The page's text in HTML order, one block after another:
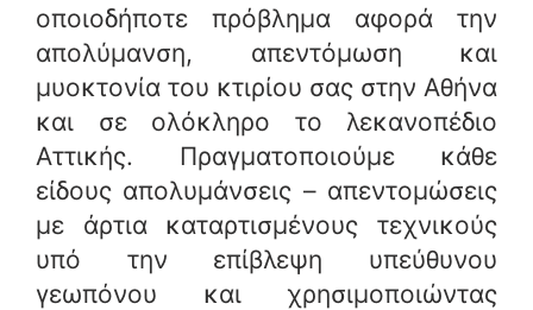
οποιοδήποτε πρόβλημα αφορά την
απολύμανση, απεντόμωση και
μυοκτονία του κτιρίου σας στην Αθήνα
και σε ολόκληρο το λεκανοπέδιο
Αττικής. Πραγματοποιούμε κάθε
είδους απολυμάνσεις – απεντομώσεις
με άρτια καταρτισμένους τεχνικούς
υπό την επίβλεψη υπεύθυνου
γεωπόνου και χρησιμοποιώντας